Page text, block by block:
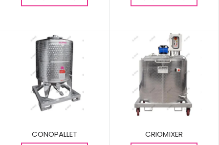
CONOPALLET CRIOMIXER